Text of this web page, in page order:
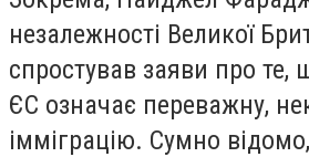
незалежності Великої
спростував заяви про те,
ЄС означає переважну,
імміграцію. Сумно